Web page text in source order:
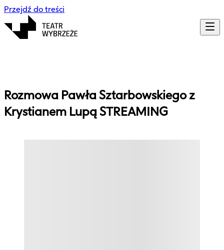
Przejdź do treści
Rozmowa Pawła Sztarbowskiego z
Krystianem Lupą STREAMING